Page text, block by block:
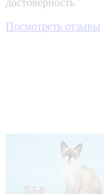
Посмотреть отзывы